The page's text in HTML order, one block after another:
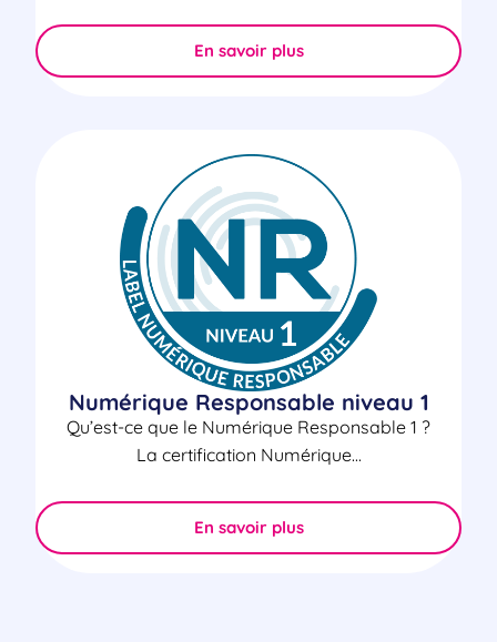
En savoir plus
Numérique Responsable niveau 1
Qu’est-ce que le Numérique Responsable 1 ?​
La certification Numérique...
En savoir plus